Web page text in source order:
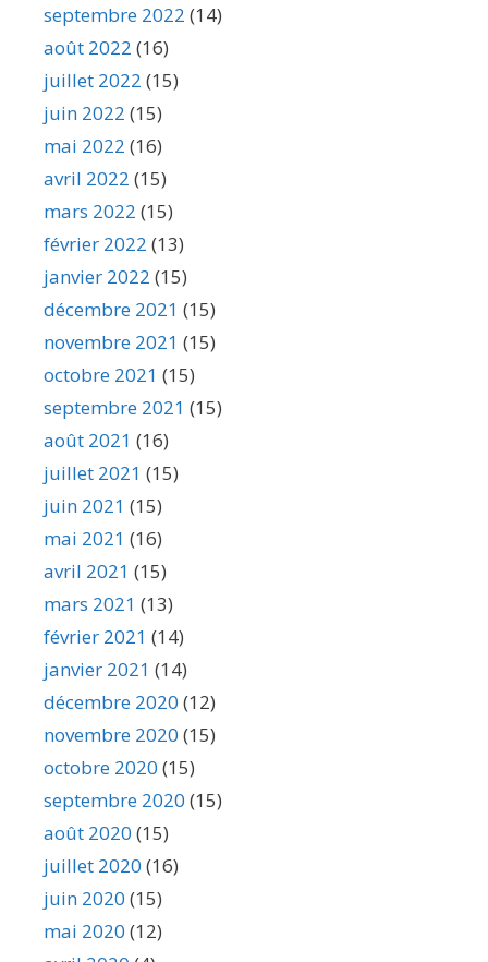
septembre 2022 (14)
août 2022 (16)
juillet 2022 (15)
juin 2022 (15)
mai 2022 (16)
avril 2022 (15)
mars 2022 (15)
février 2022 (13)
janvier 2022 (15)
décembre 2021 (15)
novembre 2021 (15)
octobre 2021 (15)
septembre 2021 (15)
août 2021 (16)
juillet 2021 (15)
juin 2021 (15)
mai 2021 (16)
avril 2021 (15)
mars 2021 (13)
février 2021 (14)
janvier 2021 (14)
décembre 2020 (12)
novembre 2020 (15)
octobre 2020 (15)
septembre 2020 (15)
août 2020 (15)
juillet 2020 (16)
juin 2020 (15)
mai 2020 (12)